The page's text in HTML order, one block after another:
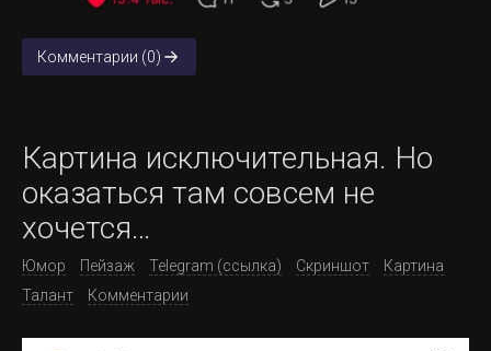
Комментарии (0)
Картина исключительная. Но
оказаться там совсем не
хочется…
Юмор Пейзаж Telegram (ссылка) Скриншот
Картина
Талант
Комментарии